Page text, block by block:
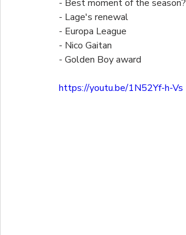
- Best moment of the season?
- Lage's renewal
- Europa League
- Nico Gaitan
- Golden Boy award
https://youtu.be/1N52Yf-h-Vs